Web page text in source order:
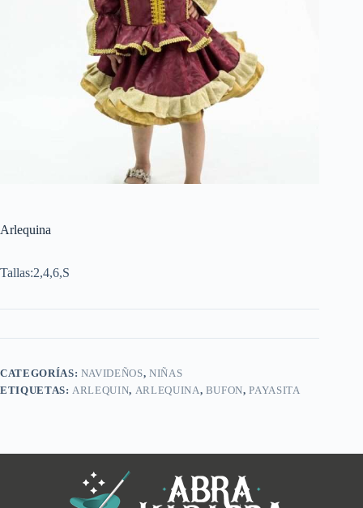
Arlequina
Tallas:2,4,6,S
CATEGORÍAS: NAVIDEÑOS, NIÑAS
ETIQUETAS: ARLEQUIN, ARLEQUINA, BUFON,PAYASITA